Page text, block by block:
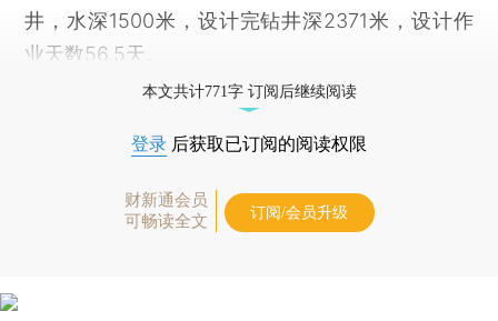
井，水深1500米，设计完钻井深2371米，设计作
业天数56.5天。
本文共计771字 订阅后继续阅读
登录 后获取已订阅的阅读权限
财新通会员
可畅读全文
订阅/会员升级